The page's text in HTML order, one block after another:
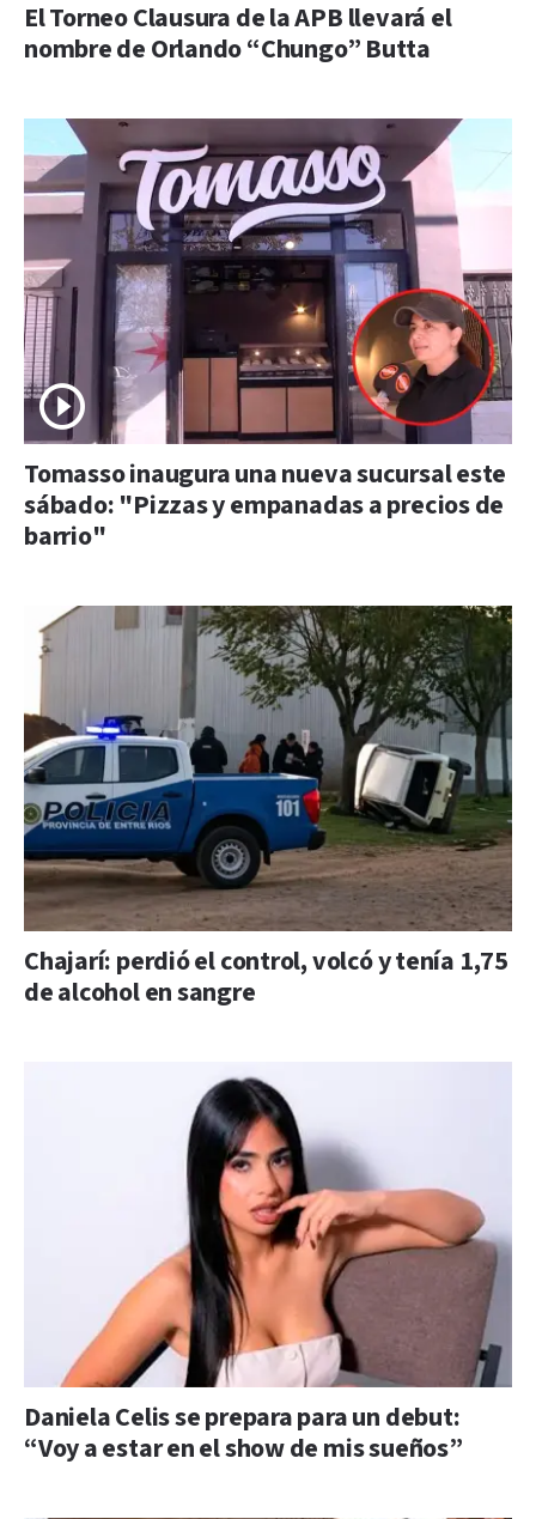
El Torneo Clausura de la APB llevará el
nombre de Orlando “Chungo” Butta
Tomasso inaugura una nueva sucursal este
sábado: "Pizzas y empanadas a precios de
barrio"
Chajarí: perdió el control, volcó y tenía 1,75
de alcohol en sangre
Daniela Celis se prepara para un debut:
“Voy a estar en el show de mis sueños”